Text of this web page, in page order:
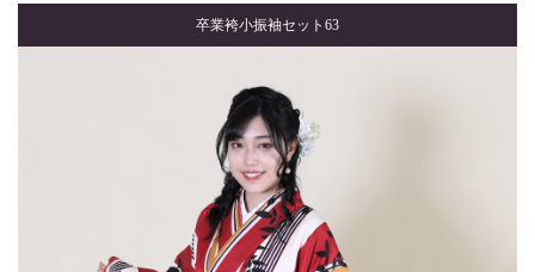
卒業袴小振袖セット63